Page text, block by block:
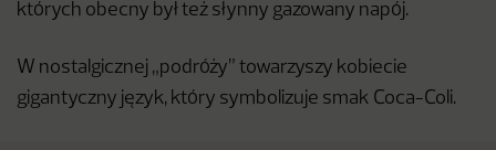
których obecny był też słynny gazowany napój.
W nostalgicznej „podróży” towarzyszy kobiecie
gigantyczny język, który symbolizuje smak Coca-Coli.